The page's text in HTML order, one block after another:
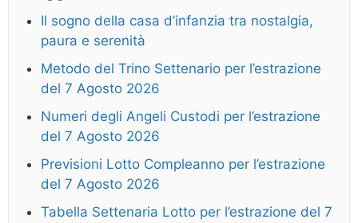
Il sogno della casa d’infanzia tra nostalgia,
paura e serenità
Metodo del Trino Settenario per l’estrazione
del 7 Agosto 2026
Numeri degli Angeli Custodi per l’estrazione
del 7 Agosto 2026
Previsioni Lotto Compleanno per l’estrazione
del 7 Agosto 2026
Tabella Settenaria Lotto per l’estrazione del 7